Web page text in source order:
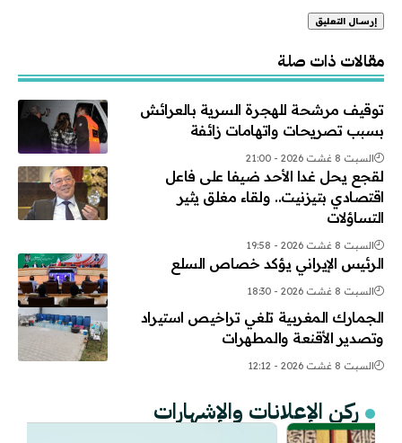
مقالات ذات صلة
توقيف مرشحة للهجرة السرية بالعرائش
بسبب تصريحات واتهامات زائفة
السبت 8 غشت 2026 - 21:00
لقجع يحل غدا الأحد ضيفا على فاعل
اقتصادي بتيزنيت.. ولقاء مغلق يثير
التساؤلات
السبت 8 غشت 2026 - 19:58
الرئيس الإيراني يؤكد خصاص السلع
السبت 8 غشت 2026 - 18:30
الجمارك المغربية تلغي تراخيص استيراد
وتصدير الأقنعة والمطهرات
السبت 8 غشت 2026 - 12:12
ركن الإعلانات والإشهارات